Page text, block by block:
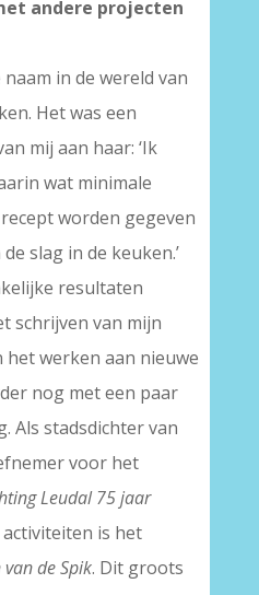
andere projecten
in de wereld van
Het was een
mij aan haar: ‘Ik
wat minimale
worden gegeven
slag in de keuken.’
resultaten
schrijven van mijn
het werken aan nieuwe
nog met een paar
Als stadsdichter van
voor het
Leudal 75 jaar
activiteiten is het
van de Spik. Dit groots